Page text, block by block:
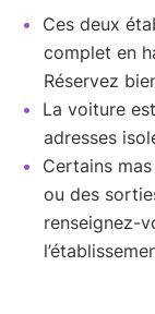
Ces deux
complet en
Réservez
La voiture
adresses
Certains
ou des
renseignez-